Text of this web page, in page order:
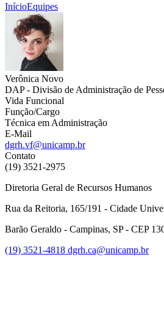
InícioEquipes
Verônica Novo
DAP - Divisão de Administração de
Vida Funcional
Função/Cargo
Técnica em Administração
E-Mail
dgrh.vf@unicamp.br
Contato
(19) 3521-2975
Diretoria Geral de Recursos Humanos
Rua da Reitoria, 165/191 - Cidade
Barão Geraldo - Campinas, SP - CEP
(19) 3521-4818 dgrh.ca@unicamp.br